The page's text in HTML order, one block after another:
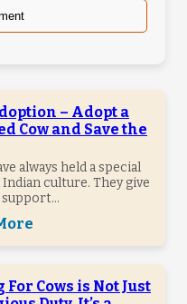
– Adopt a
Cow and Save the
always held a special
culture. They give
For Cows is Not Just